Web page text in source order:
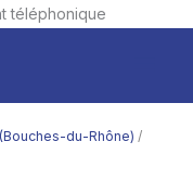
téléphonique
du-Rhône) /